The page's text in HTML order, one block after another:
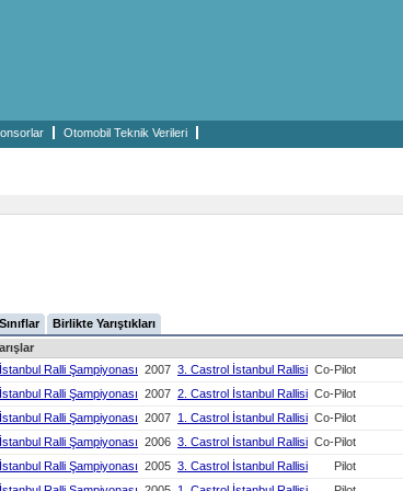
Otomobil Teknik Verileri
Birlikte Yarıştıkları
Ralli Şampiyonası 2007 3. Castrol İstanbul Rallisi Co-Pilot
Ralli Şampiyonası 2007 2. Castrol İstanbul Rallisi Co-Pilot
Ralli Şampiyonası 2007 1. Castrol İstanbul Rallisi Co-Pilot
Ralli Şampiyonası 2006 3. Castrol İstanbul Rallisi Co-Pilot
Ralli Şampiyonası 2005 3. Castrol İstanbul Rallisi
Pilot